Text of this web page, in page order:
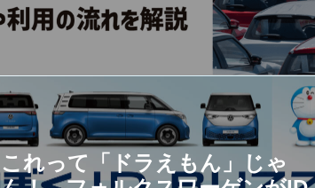
これって「ドラえもん」じゃ